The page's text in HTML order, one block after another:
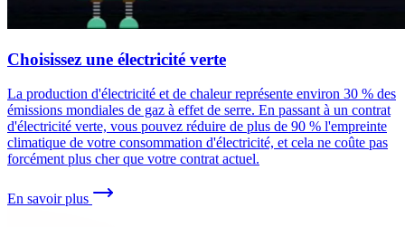
Choisissez une électricité verte
La production d'électricité et de chaleur représente environ 30 % des
émissions mondiales de gaz à effet de serre. En passant à un contrat
d'électricité verte, vous pouvez réduire de plus de 90 % l'empreinte
climatique de votre consommation d'électricité, et cela ne coûte pas
forcément plus cher que votre contrat actuel.
En savoir plus